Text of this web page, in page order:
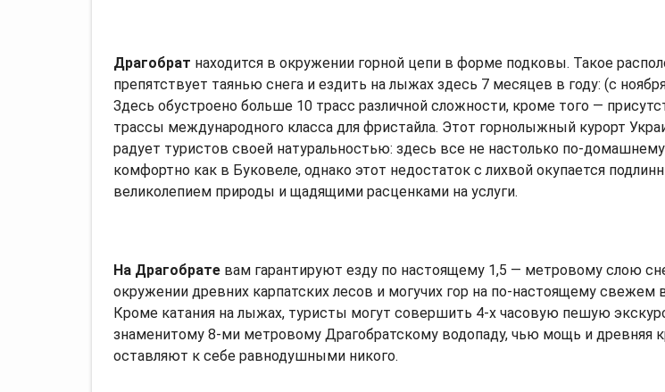
Драгобрат находится в окружении горной цепи в форме подковы. Такое
препятствует таянью снега и ездить на лыжах здесь 7 месяцев в году: (с
Здесь обустроено больше 10 трасс различной сложности, кроме того —
трассы международного класса для фристайла. Этот горнолыжный курорт
радует туристов своей натуральностью: здесь все не настолько по-домашнему
комфортно как в Буковеле, однако этот недостаток с лихвой окупается
великолепием природы и щадящими расценками на услуги.
На Драгобрате вам гарантируют езду по настоящему 1,5 — метровому слою
окружении древних карпатских лесов и могучих гор на по-настоящему свежем
Кроме катания на лыжах, туристы могут совершить 4-х часовую пешую
знаменитому 8-ми метровому Драгобратскому водопаду, чью мощь и древняя
оставляют к себе равнодушными никого.